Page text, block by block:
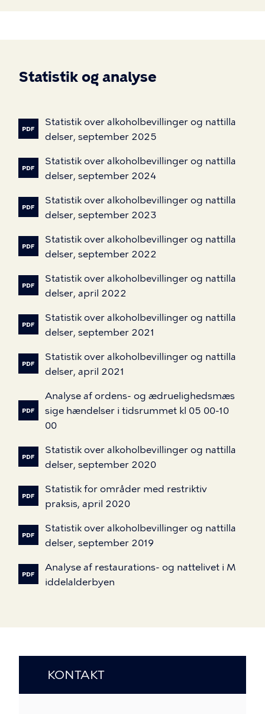
Statistik og analyse
Statistik over alkoholbevillinger og nattilla
delser, september 2025
Statistik over alkoholbevillinger og nattilla
delser, september 2024
Statistik over alkoholbevillinger og nattilla
delser, september 2023
Statistik over alkoholbevillinger og nattilla
delser, september 2022
Statistik over alkoholbevillinger og nattilla
delser, april 2022
Statistik over alkoholbevillinger og nattilla
delser, september 2021
Statistik over alkoholbevillinger og nattilla
delser, april 2021
Analyse af ordens- og ædruelighedsmæs
sige hændelser i tidsrummet kl 05 00-10
00
Statistik over alkoholbevillinger og nattilla
delser, september 2020
Statistik for områder med restriktiv
praksis, april 2020
Statistik over alkoholbevillinger og nattilla
delser, september 2019
Analyse af restaurations- og nattelivet i M
iddelalderbyen
KONTAKT